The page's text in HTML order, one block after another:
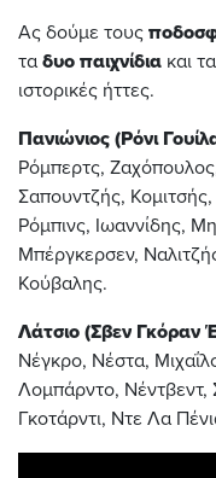
Ας δούμε τους
τα δυο παιχνίδια και
ιστορικές ήττες.
Πανιώνιος (Ρόνι
Ρόμπερτς,
Σαπουντζής, Κομιτσής,
Ρόμπινς, Ιωαννίδης,
Μπέργκερσεν,
Κούβαλης.
Λάτσιο (Σβεν Γκόραν
Νέγκρο, Νέστα,
Λομπάρντο, Νέντβεντ,
Γκοτάρντι, Ντε Λα